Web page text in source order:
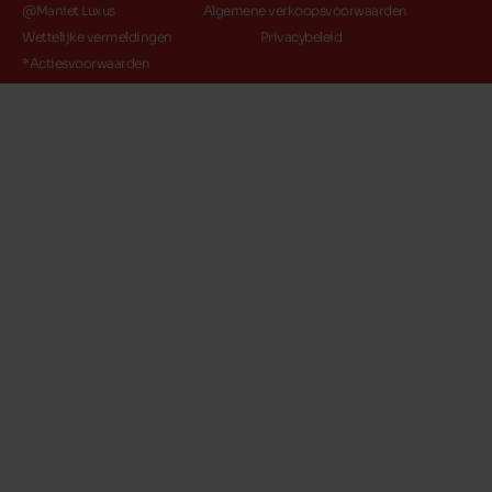
@Maniet Luxus
Algemene verkoopsvoorwaarden
Wettelijke vermeldingen
Privacybeleid
*Actiesvoorwaarden